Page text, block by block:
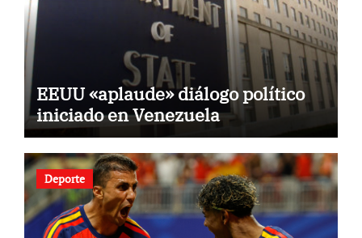
EEUU «aplaude» diálogo político
iniciado en Venezuela
Deporte